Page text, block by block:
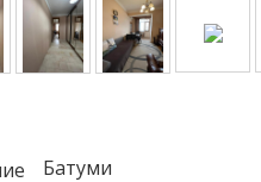
Батуми